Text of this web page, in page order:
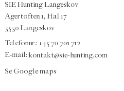
SIE Hunting Langeskov
Agertoften 1, Hal 17
5550 Langeskov
Telefonnr.: +45 70 701 712
E-mail: kontakt@sie-hunting.com
Se Google maps